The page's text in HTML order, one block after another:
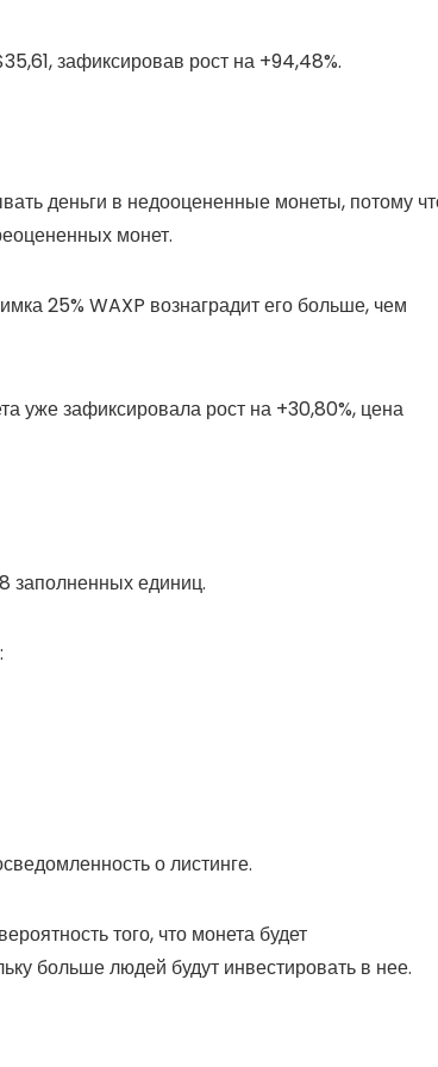
зафиксировав рост на +94,48%.
деньги в недооцененные монеты, потому
монет.
25% WAXP вознаградит его больше, чем
уже зафиксировала рост на +30,80%, цена
заполненных единиц.
о листинге.
того, что монета будет
больше людей будут инвестировать в нее.